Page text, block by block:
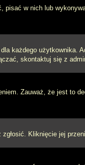
w nich lub
każdego
skontaktuj się z
Zauważ, że jest to
Kliknięcie jej